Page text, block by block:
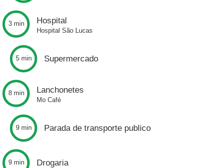
3 min Hospital
Hospital São Lucas
5 min Supermercado
8 min Lanchonetes
Mo Café
9 min Parada de transporte publico
9 min Drogaria